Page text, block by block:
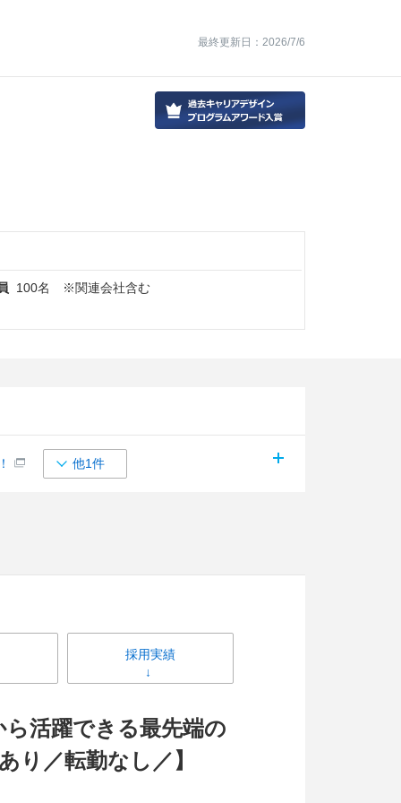
最終更新日：2026/7/6
100名 ※関連会社含む
他1件
採用実績
活躍できる最先端の
り／転勤なし／】